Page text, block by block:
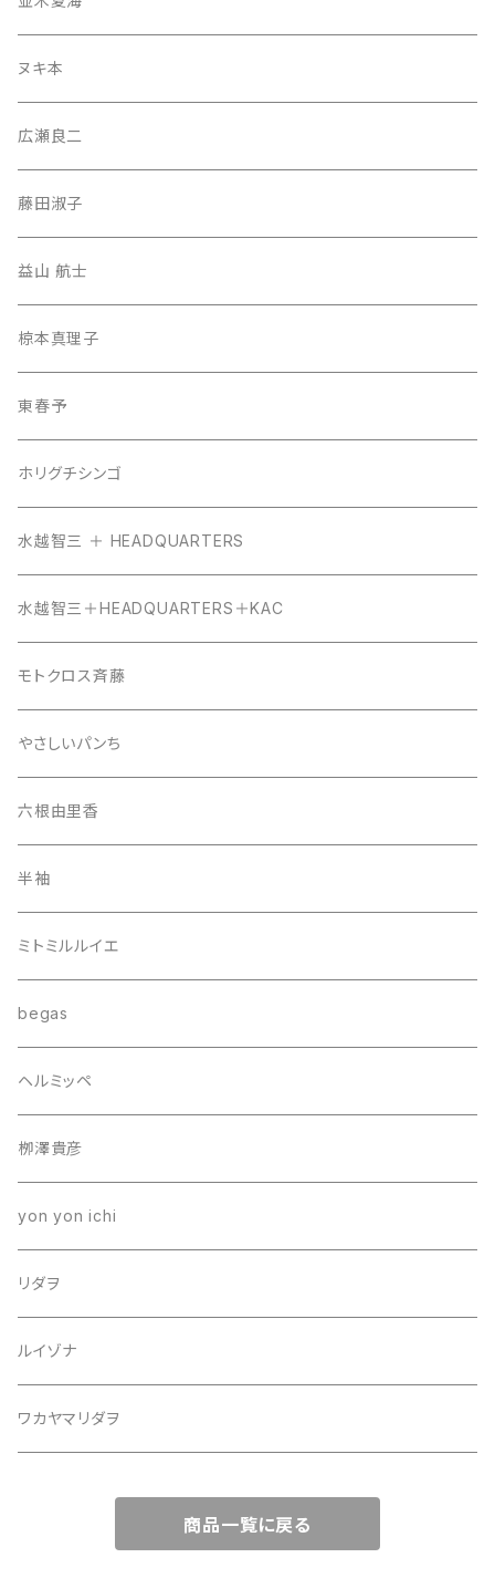
ヌキ本
広瀬良二
藤田淑子
益山 航士
椋本真理子
東春予
ホリグチシンゴ
水越智三 ＋ HEADQUARTERS
水越智三＋HEADQUARTERS＋KAC
モトクロス斉藤
やさしいパンち
六根由里香
半袖
ミトミルルイエ
begas
ヘルミッペ
栁澤貴彦
yon yon ichi
リダヲ
ルイゾナ
ワカヤマリダヲ
商品一覧に戻る